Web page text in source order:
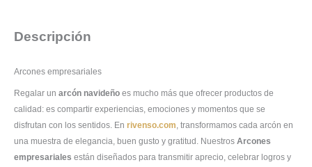
Descripción
Arcones empresariales
Regalar un arcón navideño es mucho más que ofrecer productos de
calidad: es compartir experiencias, emociones y momentos que se
disfrutan con los sentidos. En rivenso.com, transformamos cada arcón en
una muestra de elegancia, buen gusto y gratitud. Nuestros Arcones
empresariales están diseñados para transmitir aprecio, celebrar logros y